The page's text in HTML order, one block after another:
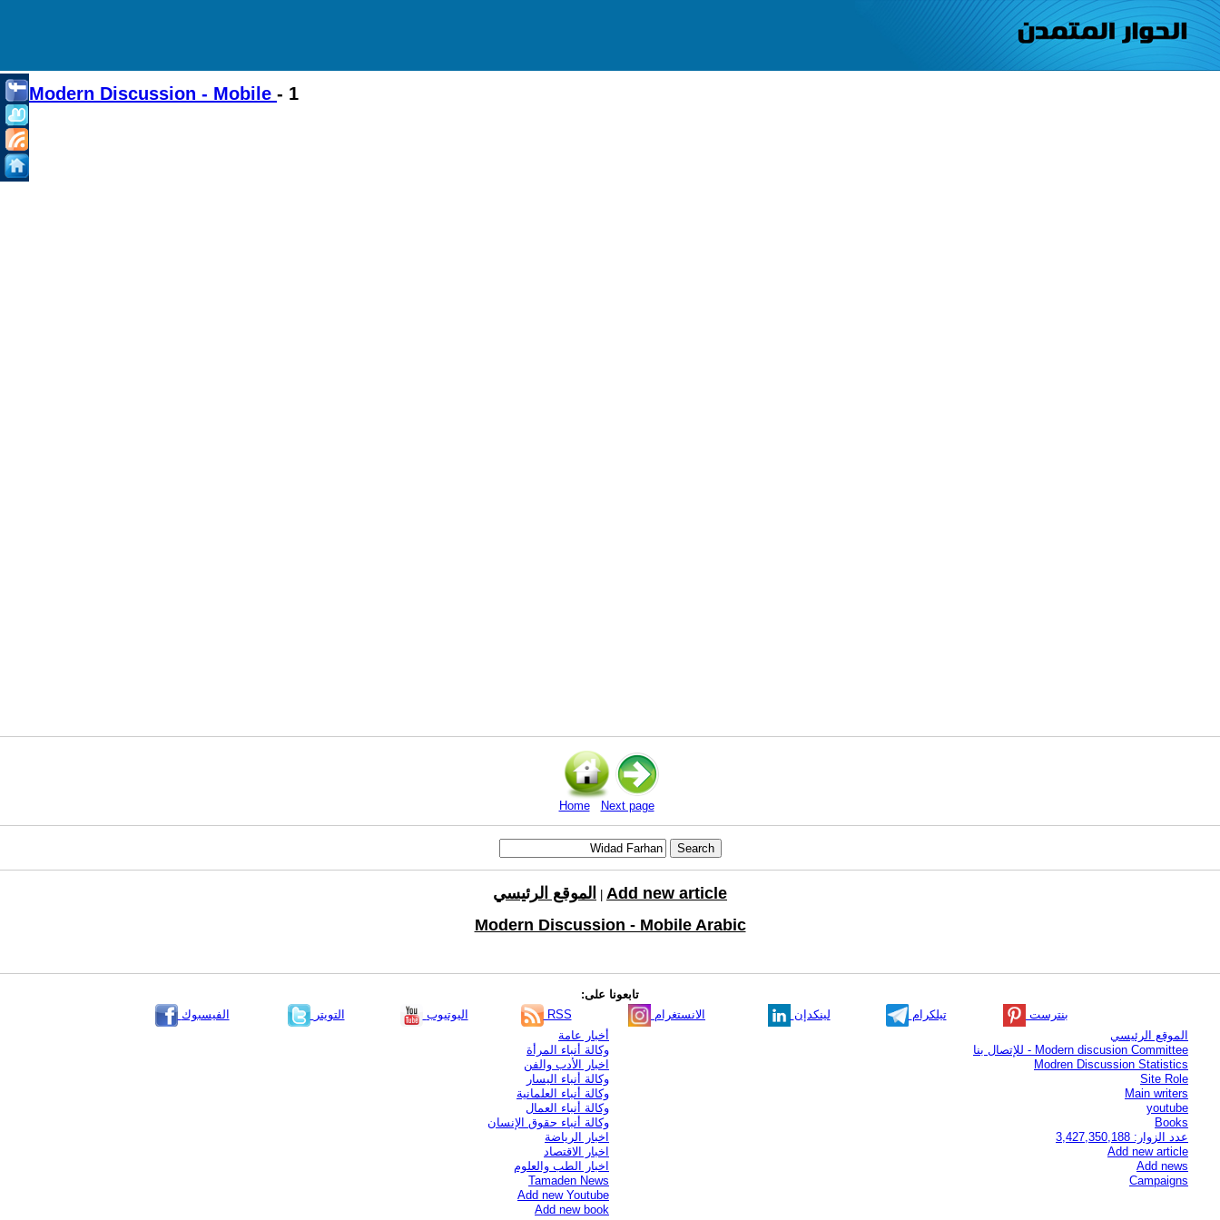
Modern Discussion - Mobile - 1
Home Next page
الموقع الرئيسي
Add new article
Modern Discussion - Mobile Arabic
تابعونا على:
الفيسبوك
التويتر اليوتيوب RSS الانستغرام لينكدإن تيلكرام
بنترست
الموقع الرئيسي
Modern discusion Committee - للإتصال بنا
Modren Discussion Statistics
Site Role
Main writers
youtube
Books
عدد الزوار: 3,427,350,188
Add new article
Add news
Campaigns
أخبار عامة
وكالة أنباء المرأة
اخبار الأدب والفن
وكالة أنباء اليسار
وكالة أنباء العلمانية
وكالة أنباء العمال
وكالة أنباء حقوق الإنسان
اخبار الرياضة
اخبار الاقتصاد
اخبار الطب والعلوم
Tamaden News
Add new Youtube
Add new book